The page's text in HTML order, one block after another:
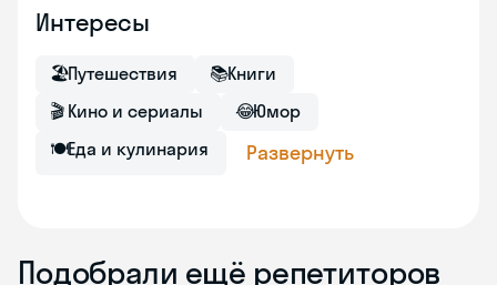
Интересы
🏖Путешествия 📚Книги
🎬 Кино и сериалы 😂Юмор
🍽Еда и кулинария Развернуть
Подобрали ещё репетиторов